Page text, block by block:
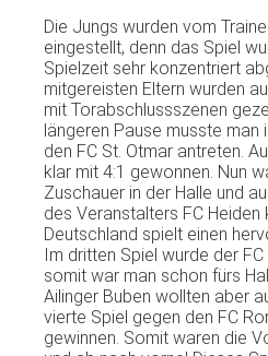
Die Jungs wurden vom
eingestellt, denn das Spiel
Spielzeit sehr konzentriert
mitgereisten Eltern wurden
mit Torabschlussszenen
längeren Pause musste man
den FC St. Otmar antreten.
klar mit 4:1 gewonnen. Nun
Zuschauer in der Halle und
des Veranstalters FC Heiden
Deutschland spielt einen
Im dritten Spiel wurde der FC
somit war man schon fürs
Ailinger Buben wollten aber
vierte Spiel gegen den FC
gewinnen. Somit waren die